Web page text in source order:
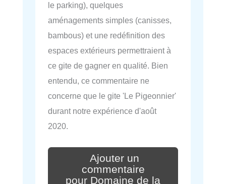
le parking), quelques
aménagements simples (canisses,
bambous) et une redéfinition des
espaces extérieurs permettraient à
ce gite de gagner en qualité. Bien
entendu, ce commentaire ne
concerne que le gite 'Le Pigeonnier'
durant notre expérience d'août
2020.
Ajouter un
commentaire
pour Domaine de la